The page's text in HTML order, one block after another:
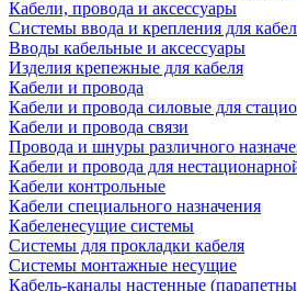
Кабели, провода и аксессуары
Системы ввода и крепления для
Вводы кабельные и аксессуары
Изделия крепежные для кабеля
Кабели и провода
Кабели и провода силовые для
Кабели и провода связи
Провода и шнуры различного
Кабели и провода для
Кабели контрольные
Кабели специального назначения
Кабеленесущие системы
Системы для прокладки кабеля
Системы монтажные несущие
Кабель-каналы настенные